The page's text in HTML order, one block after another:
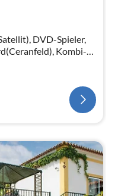
DVD-Spieler,
Kombi-